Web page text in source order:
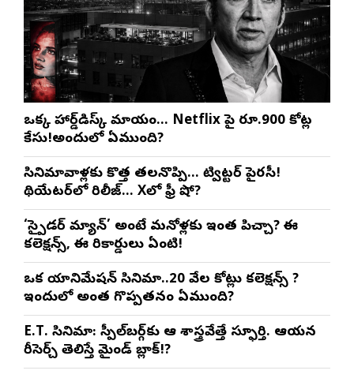
ఒక్క హార్డ్‌డిస్క్ మాయం… Netflix పై రూ.900 కోట్ల
కేసు!అందులో ఏముంది?
సినిమావాళ్లకు కొత్త తలనొప్పి… ట్విట్టర్ పైరసీ!
థియేటర్‌లో రిలీజ్… Xలో ఫ్రీ షో?
‘స్పైడర్ మ్యాన్’ అంటే మనోళ్లకు ఇంత పిచ్చా? ఈ
కలెక్షన్స్, ఈ రికార్డులు ఏంటి!
ఒక యానిమేషన్ సినిమా..20 వేల కోట్లు కలెక్షన్స్ ?
ఇందులో అంత గొప్పతనం ఏముంది?
E.T. సినిమా: స్పీల్‌బర్గ్‌కు ఆ శాస్త్రవేత్తే స్ఫూర్తి. ఆయన
రీసెర్చ్ తెలిస్తే మైండ్ బ్లాక్!?